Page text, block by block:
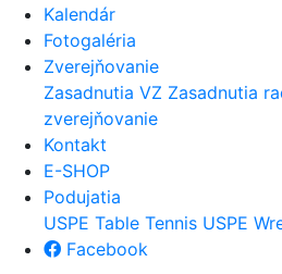
Kalendár
Fotogaléria
Zverejňovanie
Zasadnutia VZ Zasadnutia
zverejňovanie
Kontakt
E-SHOP
Podujatia
USPE Table Tennis USPE
Facebook